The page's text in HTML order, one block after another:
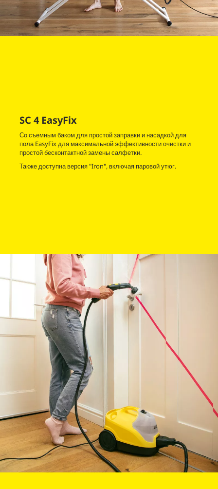
SC 4 EasyFix
Со съемным баком для простой заправки и насадкой для
полаEasyFixдля максимальной эффективности очистки и
простой бесконтактной замены салфетки.
Также доступна версия "Iron", включая паровой утюг.